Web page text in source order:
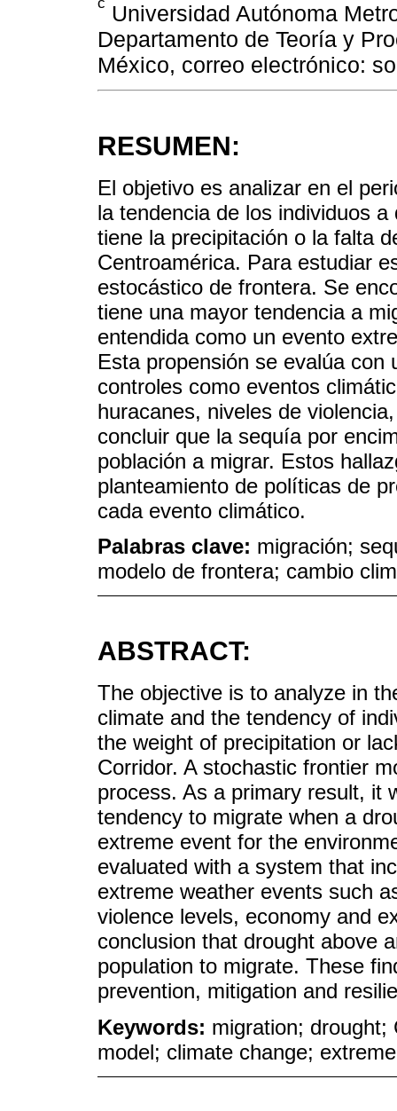
Universidad Autónoma
Departamento de Teoría y
México, correo electrónico:
RESUMEN:
El objetivo es analizar en el
la tendencia de los individuos
tiene la precipitación o la falta
Centroamérica. Para estudiar
estocástico de frontera. Se
tiene una mayor tendencia a
entendida como un evento
Esta propensión se evalúa con
controles como eventos
huracanes, niveles de
concluir que la sequía por
población a migrar. Estos
planteamiento de políticas de
cada evento climático.
Palabras clave: migración;
modelo de frontera; cambio
ABSTRACT:
The objective is to analyze in
climate and the tendency of
the weight of precipitation or
Corridor. A stochastic frontier
process. As a primary result, it
tendency to migrate when a
extreme event for the
evaluated with a system that
extreme weather events such
violence levels, economy and
conclusion that drought above
population to migrate. These
prevention, mitigation and
Keywords: migration; drought;
model; climate change;